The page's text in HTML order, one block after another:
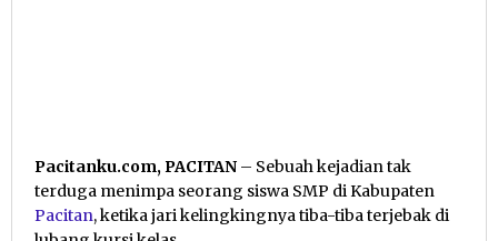
Pacitanku.com, PACITAN – Sebuah kejadian tak
terduga menimpa seorang siswa SMP di Kabupaten
Pacitan, ketika jari kelingkingnya tiba-tiba terjebak di